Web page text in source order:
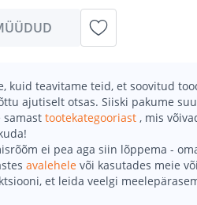
kuid teavitame teid, et soovitud
ajutiselt otsas. Siiski pakume
tootekategooriast , mis
ei pea aga siin lõppema -
avalehele või kasutades meie
et leida veelgi